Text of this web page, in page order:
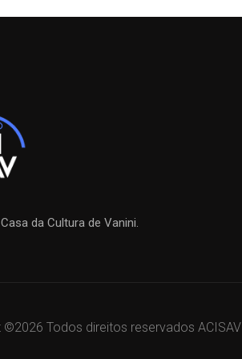
da Cultura de Vanini.
©2026 Todos direitos reservados ACISAV